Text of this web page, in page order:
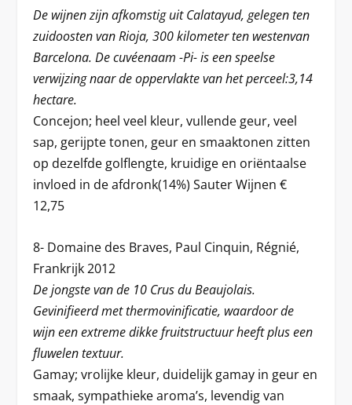
De wijnen zijn afkomstig uit Calatayud, gelegen ten
zuidoosten van Rioja, 300 kilometer ten westenvan
Barcelona. De cuvéenaam -Pi- is een speelse
verwijzing naar de oppervlakte van het perceel:3,14
hectare.
Concejon; heel veel kleur, vullende geur, veel
sap, gerijpte tonen, geur en smaaktonen zitten
op dezelfde golflengte, kruidige en oriëntaalse
invloed in de afdronk(14%) Sauter Wijnen €
12,75
8- Domaine des Braves, Paul Cinquin, Régnié,
Frankrijk 2012
De jongste van de 10 Crus du Beaujolais.
Gevinifieerd met thermovinificatie, waardoor de
wijn een extreme dikke fruitstructuur heeft plus een
fluwelen textuur.
Gamay; vrolijke kleur, duidelijk gamay in geur en
smaak, sympathieke aroma’s, levendig van